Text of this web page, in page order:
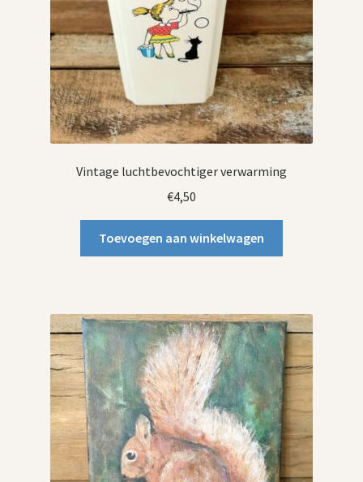
Vintage luchtbevochtiger verwarming
€4,50
Toevoegen aan winkelwagen